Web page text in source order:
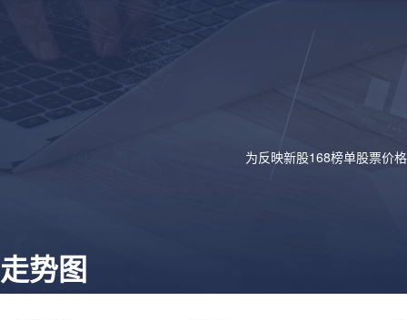
为反映新股168榜单股票价
走势图